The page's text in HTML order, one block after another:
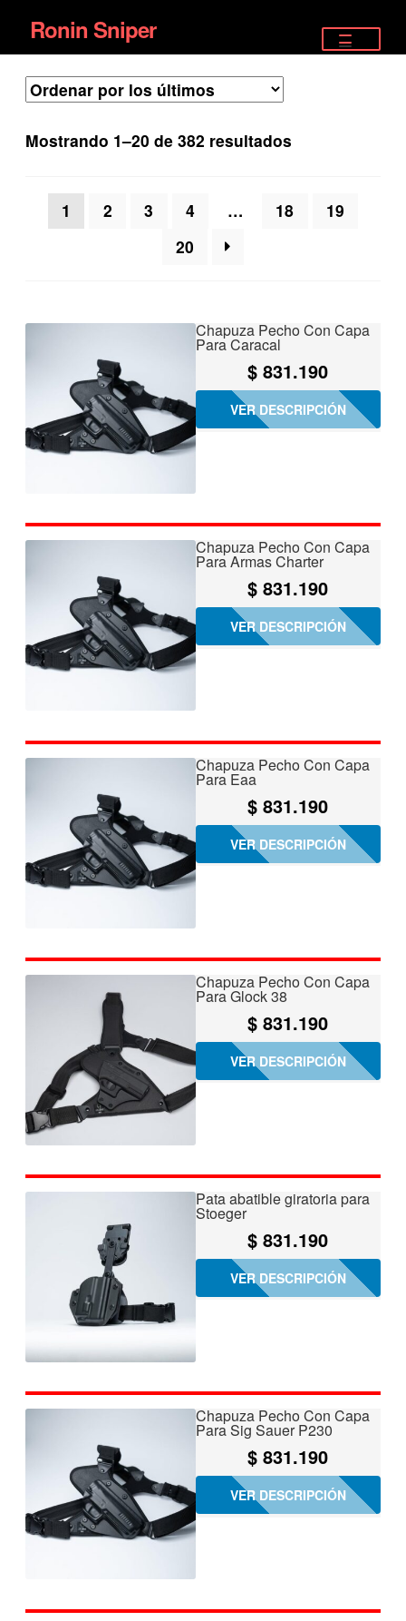
Ir
a
la
Ir
al
contenido
Ronin Sniper
PISTOLAS
RIFLES DEPORTIVOS
SATELITALES
Mostrando 1–20 de 382 resultados
últimos
1 2 3 4 … 18
19
20
Chapuza Pecho Con Capa
Para Caracal
$ 831.190
VER DESCRIPCIÓN
Chapuza Pecho Con Capa
Para Armas Charter
$ 831.190
VER DESCRIPCIÓN
Chapuza Pecho Con Capa
Para Eaa
$ 831.190
VER DESCRIPCIÓN
Chapuza Pecho Con Capa
Para Glock 38
$ 831.190
VER DESCRIPCIÓN
Pata abatible giratoria para
Stoeger
$ 831.190
VER DESCRIPCIÓN
Chapuza Pecho Con Capa
Para Sig Sauer P230
$ 831.190
VER DESCRIPCIÓN